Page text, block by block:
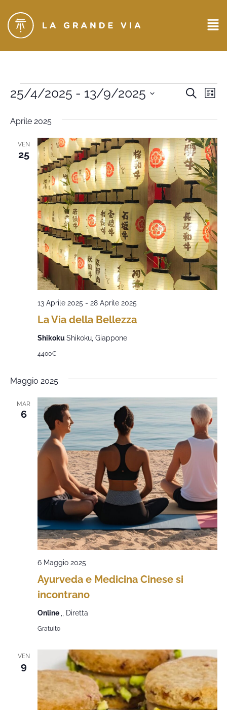
Eventi
viste
CERCA
25/4/2025 - 13/9/2025
data.
Aprile 2025
VEN
25
La Via della Bellezza
13 Aprile 2025 - 28 Aprile 2025
Shikoku Shikoku, Giappone
4400€
Maggio 2025
MAR
6
Ayurveda e Medicina Cinese si
incontrano
6 Maggio 2025
Online ,, Diretta
Gratuito
VEN
9